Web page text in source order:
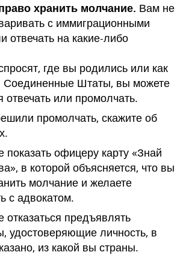
хранить молчание. Вам не
с иммиграционными
отвечать на какие-либо
где вы родились или как
Соединенные Штаты, вы можете
отвечать или промолчать.
промолчать, скажите об
офицеру карту «Знай
в которой объясняется, что вы
молчание и желаете
с адвокатом.
предъявлять
удостоверяющие личность, в
из какой вы страны.